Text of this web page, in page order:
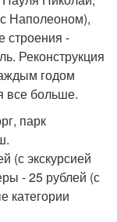
Наполеоном),
строения -
Реконструкция
годом
все больше.
парк
(с экскурсией
- 25 рублей (с
категории